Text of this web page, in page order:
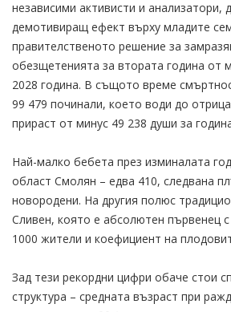
независими активисти и анализатори,
демотивиращ ефект върху младите
правителственото решение за
обезщетенията за втората година от
2028 година. В същото време
99 479 починали, което води до
прираст от минус 49 238 души за
Най-малко бебета през изминалата
област Смолян – едва 410, следвана
новородени. На другия полюс
Сливен, която е абсолютен първенец
1000 жители и коефициент на
Зад тези рекордни цифри обаче стои
структура – средната възраст при